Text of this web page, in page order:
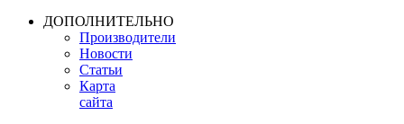
ДОПОЛНИТЕЛЬНО
Производители
Новости
Статьи
Карта
сайта